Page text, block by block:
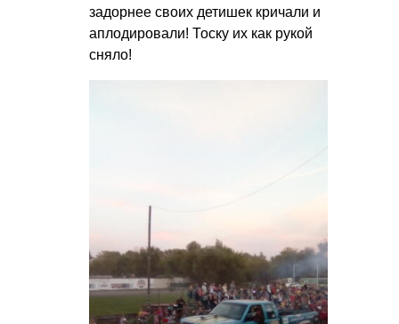
задорнее своих детишек кричали и
аплодировали! Тоску их как рукой
сняло!